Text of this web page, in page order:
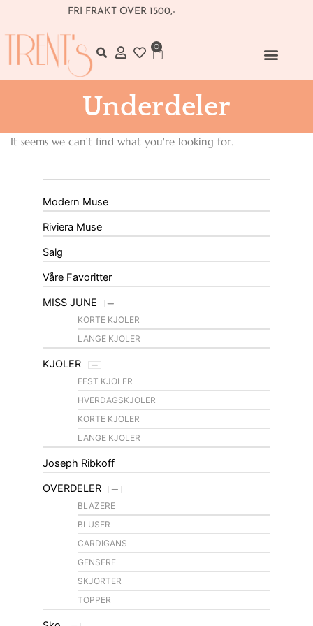
innholdet
FRI FRAKT OVER 1500,-
0
Handlekurv
Underdeler
Modern Muse
Riviera Muse
Salg
Våre Favoritter
MISS JUNE
KORTE KJOLER
LANGE KJOLER
KJOLER
FEST KJOLER
HVERDAGSKJOLER
KORTE KJOLER
LANGE KJOLER
Joseph Ribkoff
OVERDELER
BLAZERE
BLUSER
CARDIGANS
GENSERE
SKJORTER
TOPPER
It seems we can't find what you're looking for.